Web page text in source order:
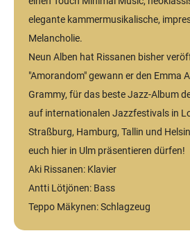
elegante kammermusikalische,
Melancholie.
Neun Alben hat Rissanen bisher
"Amorandom" gewann er den Emma
Grammy, für das beste Jazz-Album
auf internationalen Jazzfestivals in
Straßburg, Hamburg, Tallin und
euch hier in Ulm präsentieren dürfen!
Aki Rissanen: Klavier
Antti Lötjönen: Bass
Teppo Mäkynen: Schlagzeug